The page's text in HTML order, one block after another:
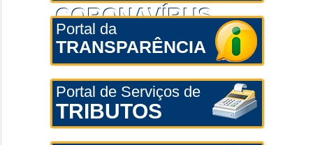
CORONAVÍRUS
Portal da
TRANSPARÊNCIA
Portal de Serviços de
TRIBUTOS